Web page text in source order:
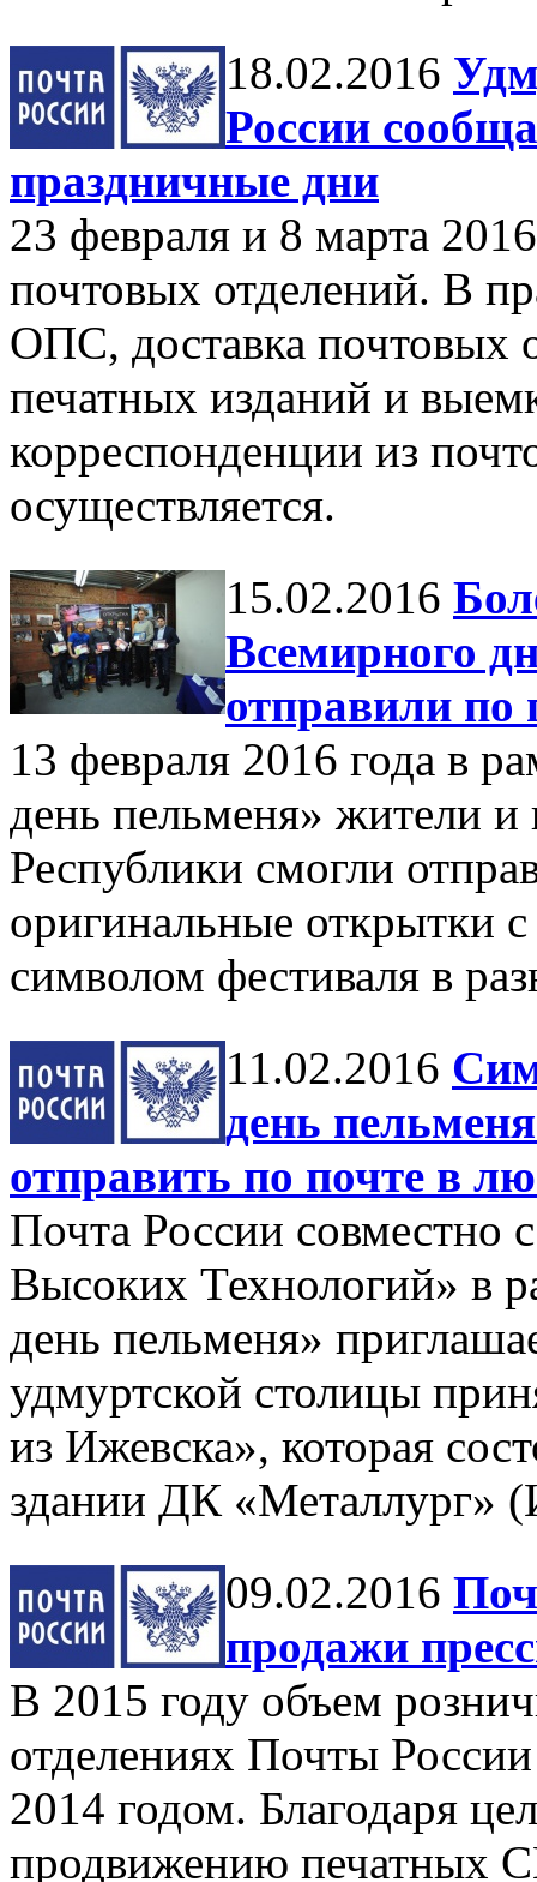
18.02.2016
России
праздничные дни
23 февраля и 8 марта
почтовых отделений. В
ОПС, доставка почтовых
печатных изданий и
корреспонденции из
осуществляется.
15.02.2016
Всемирного
отправили по
13 февраля 2016 года в
день пельменя» жители
Республики смогли
оригинальные открытки
символом фестиваля в
11.02.2016
день
отправить по почте в
Почта России совместно
Высоких Технологий» в
день пельменя»
удмуртской столицы
из Ижевска», которая
здании ДК «Металлург»
09.02.2016
продажи
В 2015 году объем
отделениях Почты
2014 годом. Благодаря
продвижению печатных